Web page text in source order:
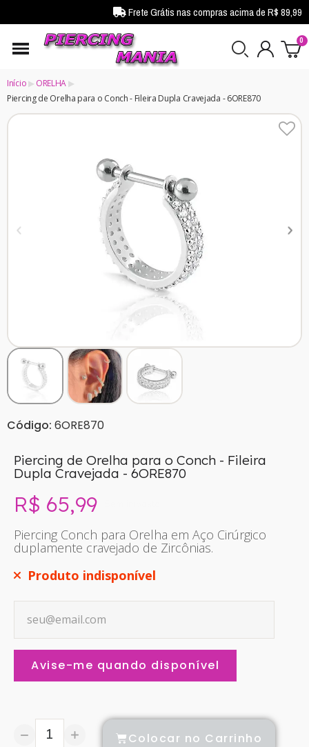
Frete Grátis nas compras acima de R$ 89,99
Início
ORELHA
Piercing de Orelha para o Conch - Fileira Dupla Cravejada - 6ORE870
Código: 6ORE870
Piercing de Orelha para o Conch - Fileira
Dupla Cravejada - 6ORE870
R$ 65,99
Piercing Conch para Orelha em Aço Cirúrgico
duplamente cravejado de Zircônias.
Produto indisponível
Avise-me quando disponível
Colocar no Carrinho